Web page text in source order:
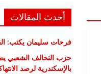
أحدث المقالات
فرحات سليمان يكتب:
حزب التحالف الشعبي
بالإسكندرية لرصد